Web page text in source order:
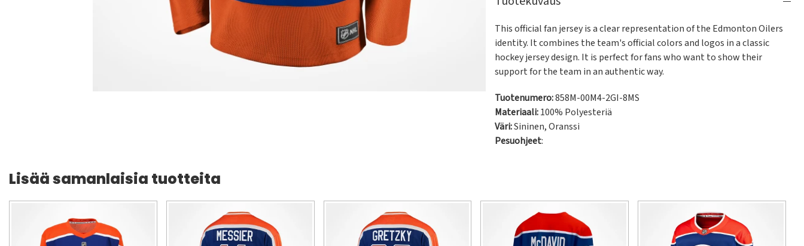
This official fan jersey is a clear representation of the Edmonton Oilers
identity. It combines the team's official colors and logos in a classic
hockey jersey design. It is perfect for fans who want to show their
support for the team in an authentic way.
Tuotenumero:858M-00M4-2GI-8MS
Materiaali:100% Polyesteriä
Väri:Sininen,Oranssi
Pesuohjeet:
Lisää samanlaisia tuotteita